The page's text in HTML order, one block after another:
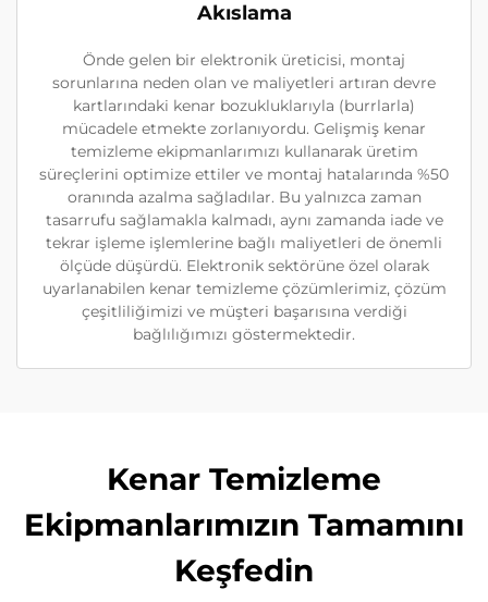
Akıslama
Önde gelen bir elektronik üreticisi, montaj
sorunlarına neden olan ve maliyetleri artıran devre
kartlarındaki kenar bozukluklarıyla (burrlarla)
mücadele etmekte zorlanıyordu. Gelişmiş kenar
temizleme ekipmanlarımızı kullanarak üretim
süreçlerini optimize ettiler ve montaj hatalarında %50
oranında azalma sağladılar. Bu yalnızca zaman
tasarrufu sağlamakla kalmadı, aynı zamanda iade ve
tekrar işleme işlemlerine bağlı maliyetleri de önemli
ölçüde düşürdü. Elektronik sektörüne özel olarak
uyarlanabilen kenar temizleme çözümlerimiz, çözüm
çeşitliliğimizi ve müşteri başarısına verdiği
bağlılığımızı göstermektedir.
Kenar Temizleme
Ekipmanlarımızın Tamamını
Keşfedin